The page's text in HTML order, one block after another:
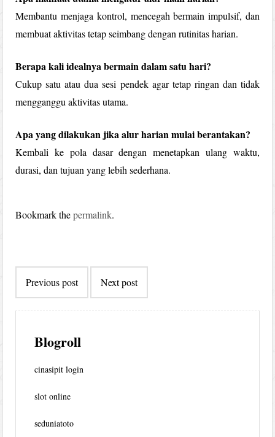
Membantu menjaga kontrol, mencegah bermain impulsif, dan
membuat aktivitas tetap seimbang dengan rutinitas harian.
Berapa kali idealnya bermain dalam satu hari?
Cukup satu atau dua sesi pendek agar tetap ringan dan tidak
mengganggu aktivitas utama.
Apa yang dilakukan jika alur harian mulai berantakan?
Kembali ke pola dasar dengan menetapkan ulang waktu,
durasi, dan tujuan yang lebih sederhana.
Bookmark thepermalink.
navigation
Previous post Next post
Blogroll
cinasipit login
slot online
seduniatoto